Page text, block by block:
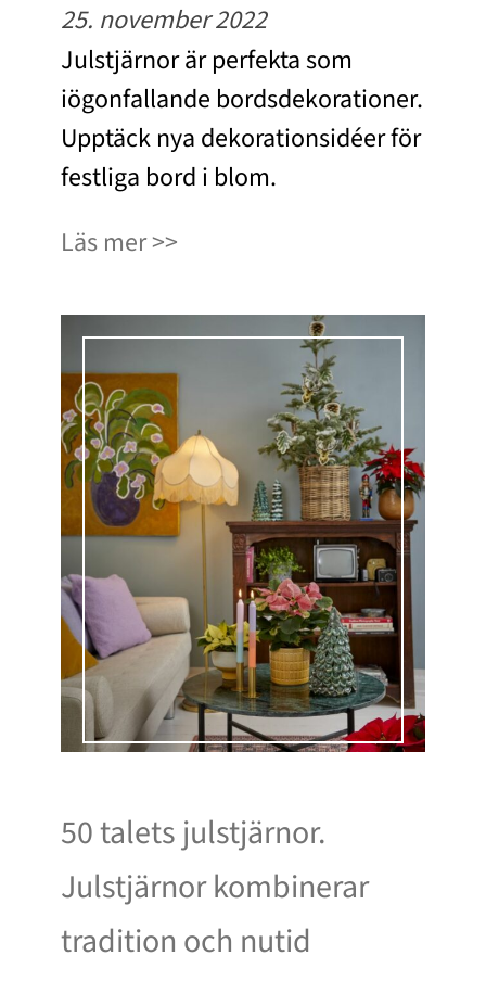
25. november 2022
Julstjärnor är perfekta som
iögonfallande bordsdekorationer.
Upptäck nya dekorationsidéer för
festliga bord i blom.
Läs mer
50 talets julstjärnor.
Julstjärnor kombinerar
tradition och nutid